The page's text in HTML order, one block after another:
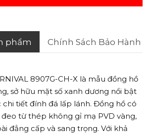
phẩm Chính Sách Bảo Hành
8907G-CH-X là mẫu đồng hồ
sở hữu mặt số xanh dương nổi bật
tiết đính đá lấp lánh. Đồng hồ có
đeo từ thép không gỉ mạ PVD vàng,
đẳng cấp và sang trọng. Với khả